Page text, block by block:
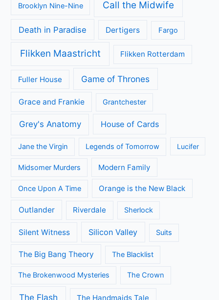
Brooklyn Nine-Nine Call the Midwife
Death in Paradise Dertigers Fargo
Flikken Maastricht Flikken Rotterdam
Fuller House Game of Thrones
Grace and Frankie Grantchester
Grey's Anatomy House of Cards
Jane the Virgin Legends of Tomorrow Lucifer
Midsomer Murders Modern Family
Once Upon A Time Orange is the New Black
Outlander Riverdale Sherlock
Silent Witness Silicon Valley Suits
The Big Bang Theory The Blacklist
The Brokenwood Mysteries The Crown
The Flash The Handmaids Tale